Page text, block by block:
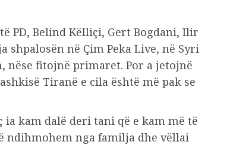
PD, Belind Këlliçi, Gert Bogdani, Ilir
shpalosën në Çim Peka Live, në Syri
nëse fitojnë primaret. Por a jetojnë
Tiranë e cila është më pak se
ia kam dalë deri tani që e kam më të
ndihmohem nga familja dhe vëllai